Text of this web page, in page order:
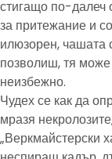
стигащо по-далеч
за притежание и
илюзорен, чашата
позволиш, тя
неизбежно.
Чудех се как да
мразя
„Веркмайстерски